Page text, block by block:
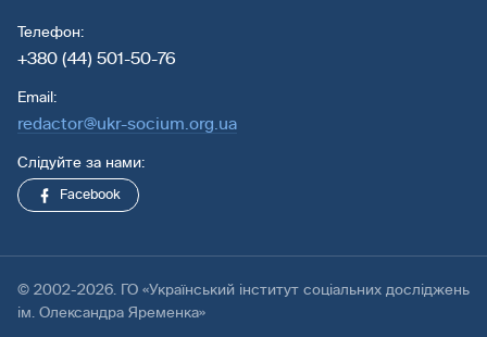
Телефон:
+380 (44) 501-50-76
Email:
redactor@ukr-socium.org.ua
Слідуйте за нами:
Facebook
© 2002-2026. ГО «Український інститут соціальних досліджень
ім. Олександра Яременка»